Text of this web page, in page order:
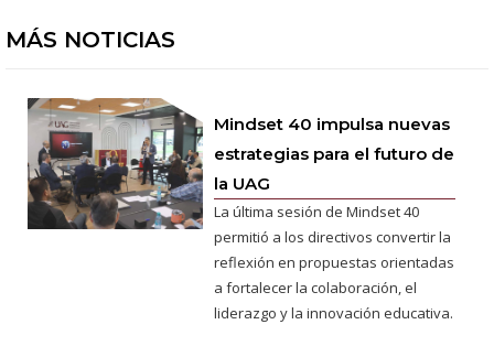
MÁS NOTICIAS
Mindset 40 impulsa nuevas
estrategias para el futuro de
la UAG
La última sesión de Mindset 40
permitió a los directivos convertir la
reflexión en propuestas orientadas
a fortalecer la colaboración, el
liderazgo y la innovación educativa.